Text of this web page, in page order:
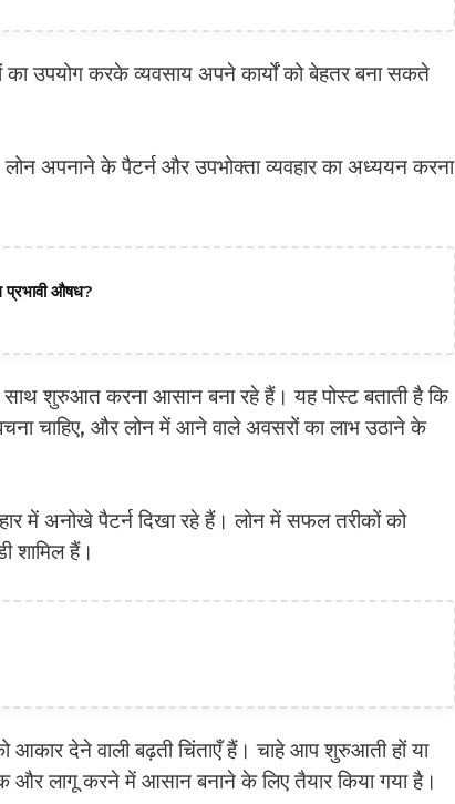
उपयोग करके व्यवसाय अपने कार्यों को बेहतर बना सकते
लोन अपनाने के पैटर्न और उपभोक्ता व्यवहार का अध्ययन करना
प्रभावी औषध?
शुरुआत करना आसान बना रहे हैं। यह पोस्ट बताती है कि
चाहिए, और लोन में आने वाले अवसरों का लाभ उठाने के
में अनोखे पैटर्न दिखा रहे हैं। लोन में सफल तरीकों को
शामिल हैं।
आकार देने वाली बढ़ती चिंताएँ हैं। चाहे आप शुरुआती हों या
और लागू करने में आसान बनाने के लिए तैयार किया गया है।